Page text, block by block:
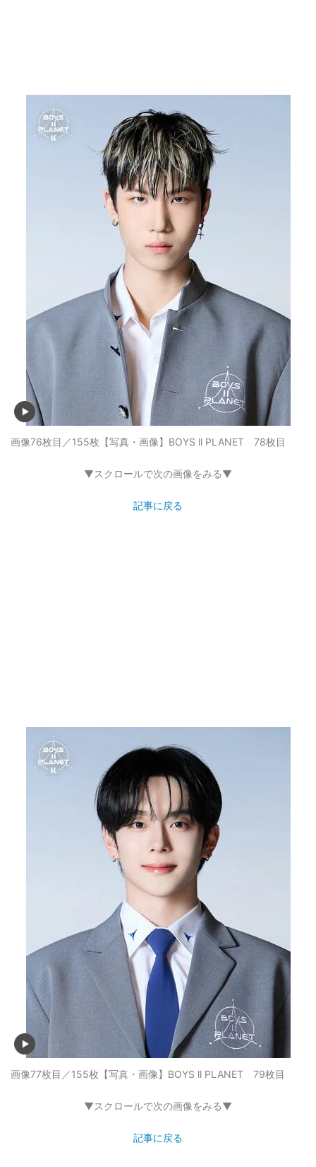
画像76枚目／155枚 【写真・画像】BOYS ll PLANET 78枚目
▼スクロールで次の画像をみる▼
記事に戻る
画像77枚目／155枚 【写真・画像】BOYS ll PLANET 79枚目
▼スクロールで次の画像をみる▼
記事に戻る